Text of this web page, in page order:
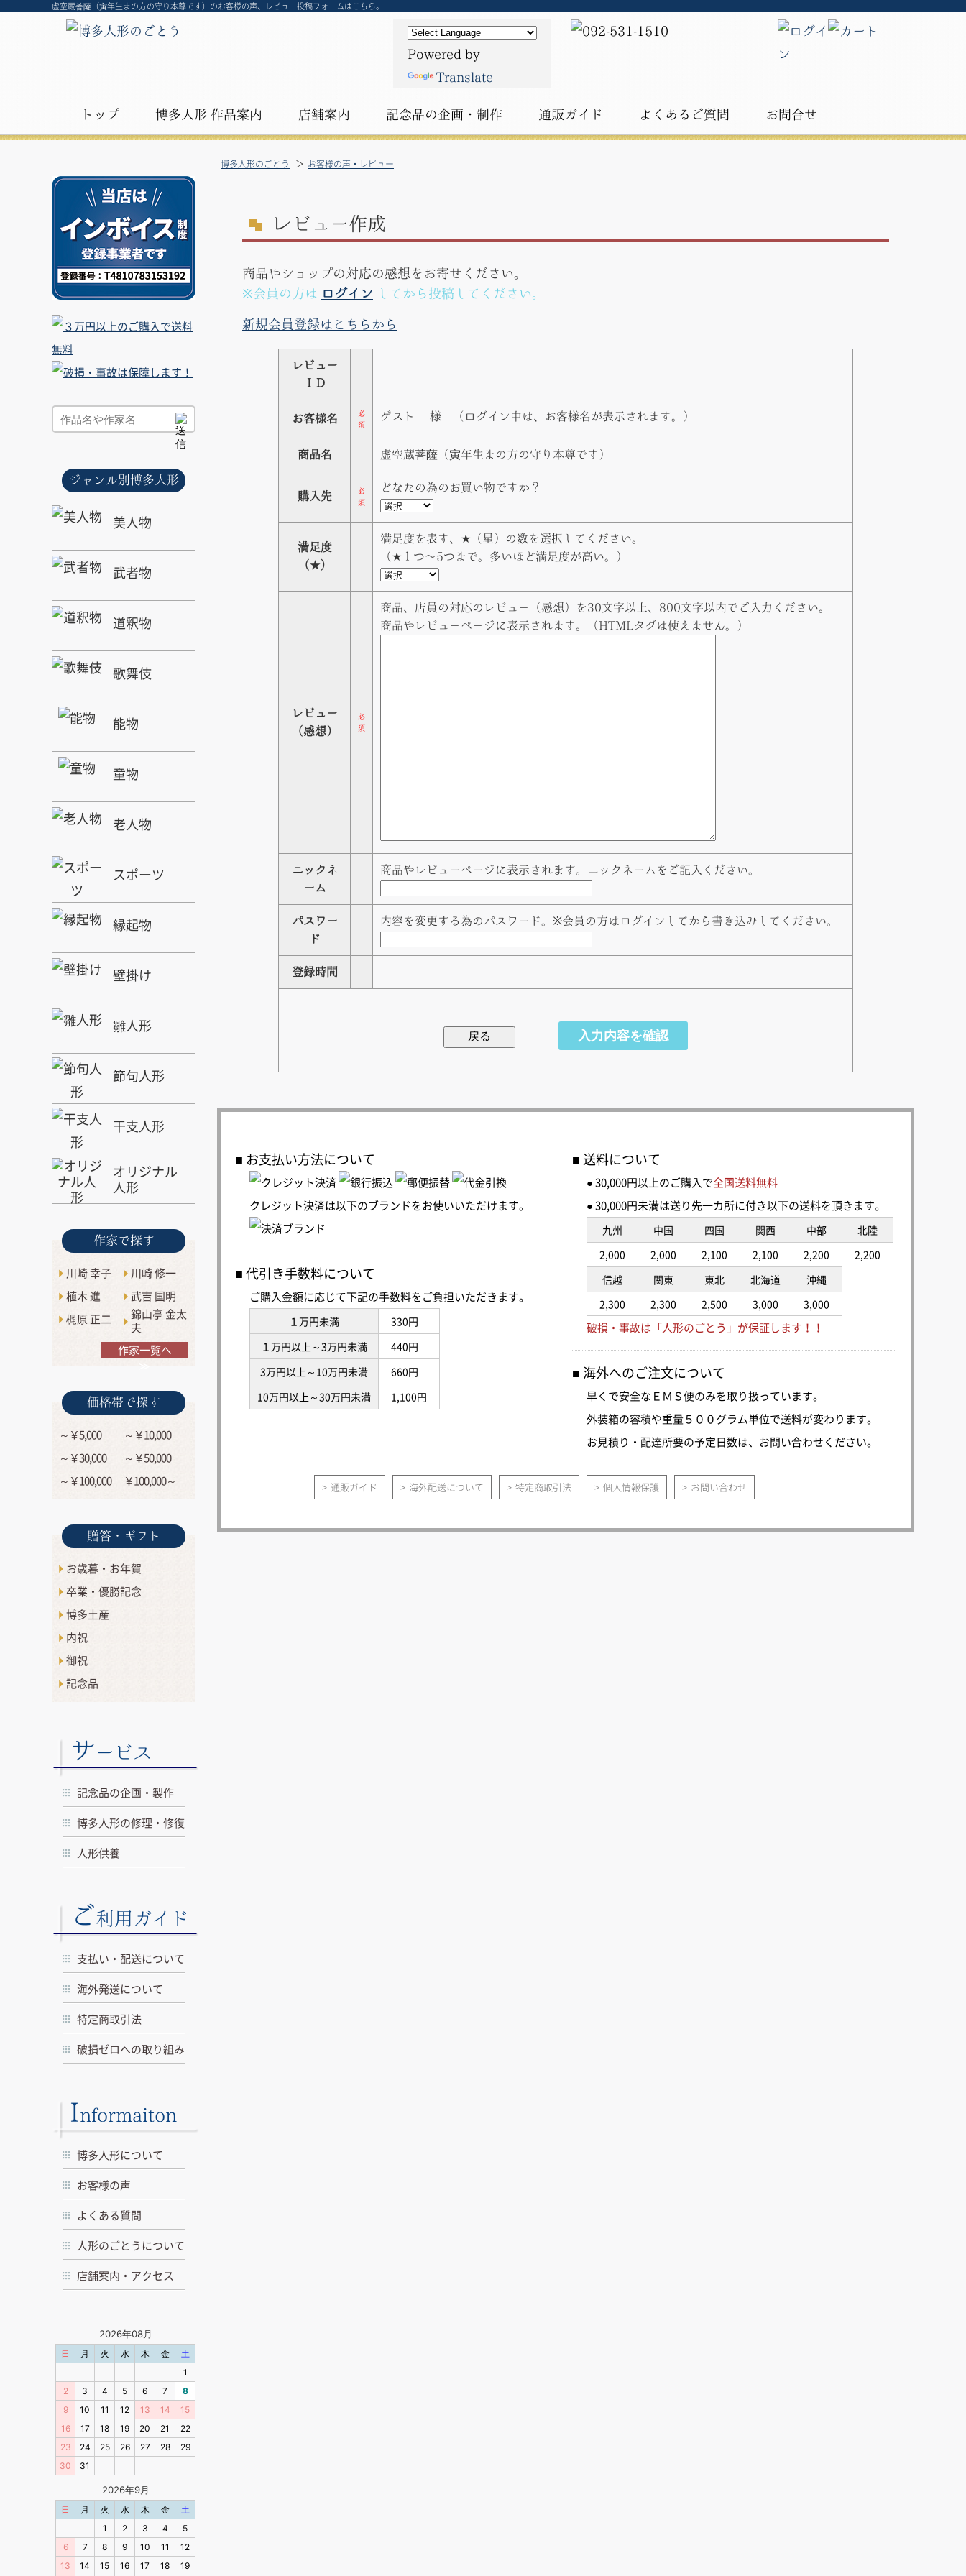
虚空蔵菩薩（寅年生まの方の守り本尊です）のお客様の声、レビュー投稿フォームはこちら。
Powered by
Translate
トップ 博多人形 作品案内 店舗案内 記念品の企画・制作 通販ガイド よくあるご質問 お問合せ
博多人形のごとう お客様の声・レビュー
レ ビュー作成
商品やショップの対応の感想をお寄せください。
※会員の方は ログイン してから投稿してください。
新規会員登録はこちらから
レビュー
ＩＤ
お客様名
必
須
ゲスト 様 （ログイン中は、お客様名が表示されます。）
商品名 虚空蔵菩薩（寅年生まの方の守り本尊です）
購入先
必
須
どなたの為のお買い物ですか？
満足度
（★）
満足度を表す、★（星）の数を選択してください。
（★１つ〜5つまで。多いほど満足度が高い。）
レビュー
（感想）
必
須
商品、店員の対応のレビュー（感想）を30文字以上、800文字以内でご入力ください。
商品やレビューページに表示されます。（HTMLタグは使えません。）
ニックネ
ーム
商品やレビューページに表示されます。ニックネームをご記入ください。
パスワー
ド
内容を変更する為のパスワード。※会員の方はログインしてから書き込みしてください。
登録時間
お支払い方法について
クレジット決済は以下のブランドをお使いいただけます。
代引き手数料について
ご購入金額に応じて下記の手数料をご負担いただきます。
１万円未満
330円
１万円以上～3万円未満
440円
3万円以上～10万円未満
660円
10万円以上～30万円未満
1,100円
送料について
● 30,000円以上のご購入で全国送料無料
● 30,000円未満は送り先一カ所に付き以下の送料を頂きます。
九州 中国 四国 関西 中部
北陸
2,000
2,000 2,100 2,100 2,200
2,200
信越
関東 東北 北海道
沖縄
2,300
2,300 2,500 3,000 3,000
破損・事故は「人形のごとう」が保証します！！
海外へのご注文について
早くで安全なＥＭＳ便のみを取り扱っています。
外装箱の容積や重量５００グラム単位で送料が変わります。
お見積り・配達所要の予定日数は、お問い合わせください。
通販ガイド 海外配送について 特定商取引法 個人情報保護 お問い合わせ
ジャンル別博多人形
美人物
武者物
道釈物
歌舞伎
能物
童物
老人物
スポーツ
縁起物
壁掛け
雛人形
節句人形
干支人形
オリジナル
人形
作家で探す
川崎 幸子
川崎 修一
植木 進
武吉 国明
梶原 正二
錦山亭 金太
夫
作家一覧へ
価格帯で探す
～￥5,000
～￥10,000
～￥30,000
～￥50,000
～￥100,000
￥100,000～
贈答・ギフト
お歳暮・お年賀
卒業・優勝記念
博多土産
内祝
御祝
記念品
サービス
記念品の企画・製作
博多人形の修理・修復
人形供養
ご利用ガイド
支払い・配送について
海外発送について
特定商取引法
破損ゼロへの取り組み
Informaiton
博多人形について
お客様の声
よくある質問
人形のごとうについて
店舗案内・アクセス